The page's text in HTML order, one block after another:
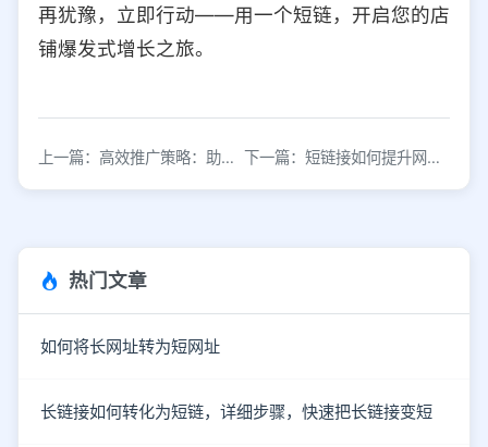
再犹豫，立即行动——用一个短链，开启您的店
铺爆发式增长之旅。
上一篇：高效推广策略：助力产品拓展电商市场 下一篇：短链接如何提升网站点击与转化效果
热门文章
如何将长网址转为短网址
长链接如何转化为短链，详细步骤，快速把长链接变短